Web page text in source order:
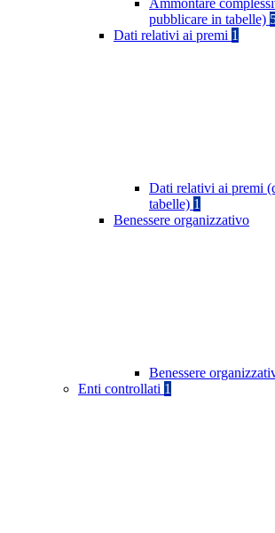
Ammontare
pubblicare in tabelle)
Dati relativi ai premi 1
Dati relativi ai premi
tabelle) 1
Benessere organizzativo
Benessere
Enti controllati 1